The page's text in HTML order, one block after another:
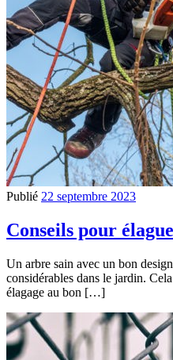
Publié 22 septembre 2023
Conseils pour
Un arbre sain avec un bon
considérables dans le jardin.
élagage au bon […]